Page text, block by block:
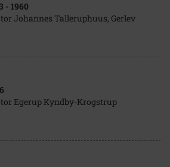
- 1960
Johannes Talleruphuus, Gerlev
Egerup Kyndby-Krogstrup